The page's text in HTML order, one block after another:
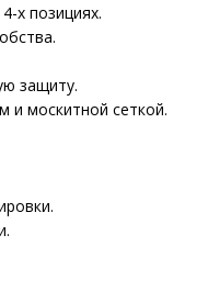
х позициях.
защиту.
и москитной сеткой.